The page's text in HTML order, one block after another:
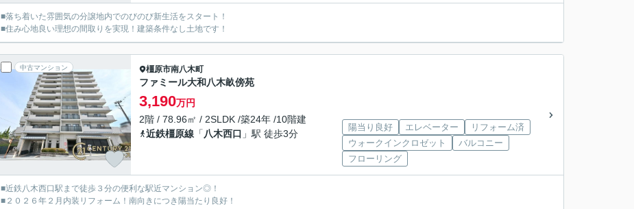
■落ち着いた雰囲気の分譲地内でのびのび新生活をスタート！
■住み心地良い理想の間取りを実現！建築条件なし土地です！
中古マンション 橿原市南八木町
ファミール大和八木畝傍苑
3,190万円
2階 / 78.96㎡ / 2SLDK /築24年 /10階建
近鉄橿原線 「 八木西口 」駅 徒歩3分
陽当り良好 エレベーター
リフォーム済
ウォークインクロゼット
バルコニー
フローリング
■近鉄八木西口駅まで徒歩３分の便利な駅近マンション◎！
■２０２６年２月内装リフォーム！南向きにつき陽当たり良好！